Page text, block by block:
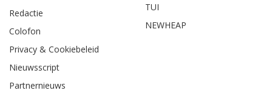
Redactie
Colofon
Privacy & Cookiebeleid
Nieuwsscript
Partnernieuws
TUI
NEWHEAP